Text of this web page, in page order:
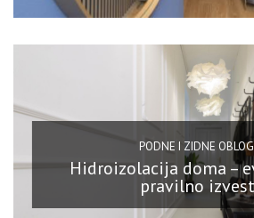
PODNE I ZIDNE
Hidroizolacija doma –
pravilno